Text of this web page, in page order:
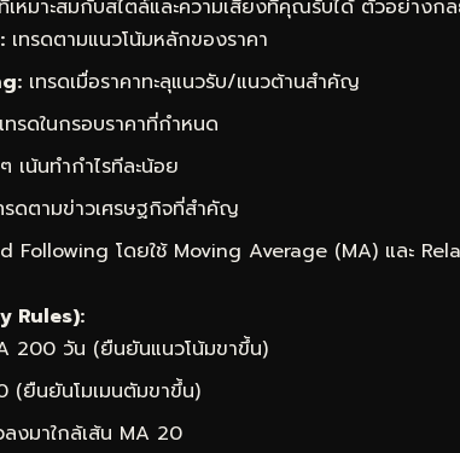
หมาะสมกับสไตล์และความเสี่ยงที่คุณรับได้ ตัวอย่างก
เทรดตามแนวโน้มหลักของราคา
เทรดเมื่อราคาทะลุแนวรับ/แนวต้านสำคัญ
เทรดในกรอบราคาที่กำหนด
เน้นทำกำไรทีละน้อย
รดตามข่าวเศรษฐกิจที่สำคัญ
Following โดยใช้ Moving Average (MA) และ
Rules):
200 วัน (ยืนยันแนวโน้มขาขึ้น)
(ยืนยันโมเมนตัมขาขึ้น)
ลงมาใกล้เส้น MA 20